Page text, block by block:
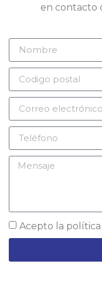
en contacto
Acepto la política